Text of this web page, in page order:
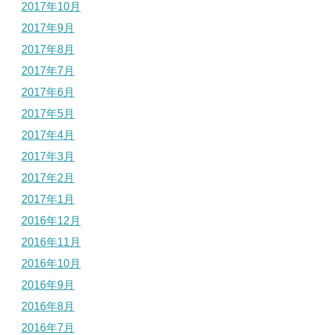
2017年10月
2017年9月
2017年8月
2017年7月
2017年6月
2017年5月
2017年4月
2017年3月
2017年2月
2017年1月
2016年12月
2016年11月
2016年10月
2016年9月
2016年8月
2016年7月